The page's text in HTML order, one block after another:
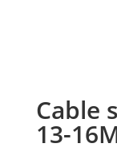
Cable
13-